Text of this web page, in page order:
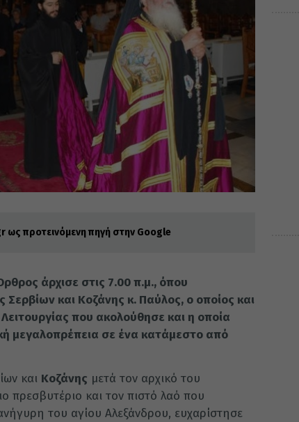
προτεινόμενη πηγή στην Google
άρχισε στις 7.00 π.μ., όπου
και Κοζάνης κ. Παύλος, ο οποίος και
που ακολούθησε και η οποία
μεγαλοπρέπεια σε ένα κατάμεστο από
και Κοζάνης μετά τον αρχικό του
πρεσβυτέριο και τον πιστό λαό που
του αγίου Αλεξάνδρου, ευχαρίστησε